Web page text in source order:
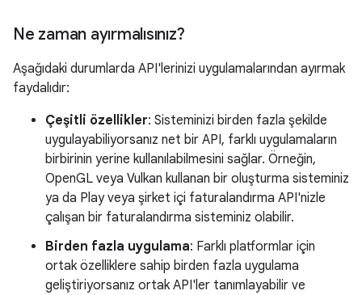
Ne zaman ayırmalısınız?
Aşağıdaki durumlarda API'lerinizi uygulamalarından ayırmak
faydalıdır:
Çeşitli özellikler: Sisteminizi birden fazla şekilde
uygulayabiliyorsanız net bir API, farklı uygulamaların
birbirinin yerine kullanılabilmesini sağlar. Örneğin,
OpenGL veya Vulkan kullanan bir oluşturma sisteminiz
ya da Play veya şirket içi faturalandırma API'nizle
çalışan bir faturalandırma sisteminiz olabilir.
Birden fazla uygulama: Farklı platformlar için
ortak özelliklere sahip birden fazla uygulama
geliştiriyorsanız ortak API'ler tanımlayabilir ve